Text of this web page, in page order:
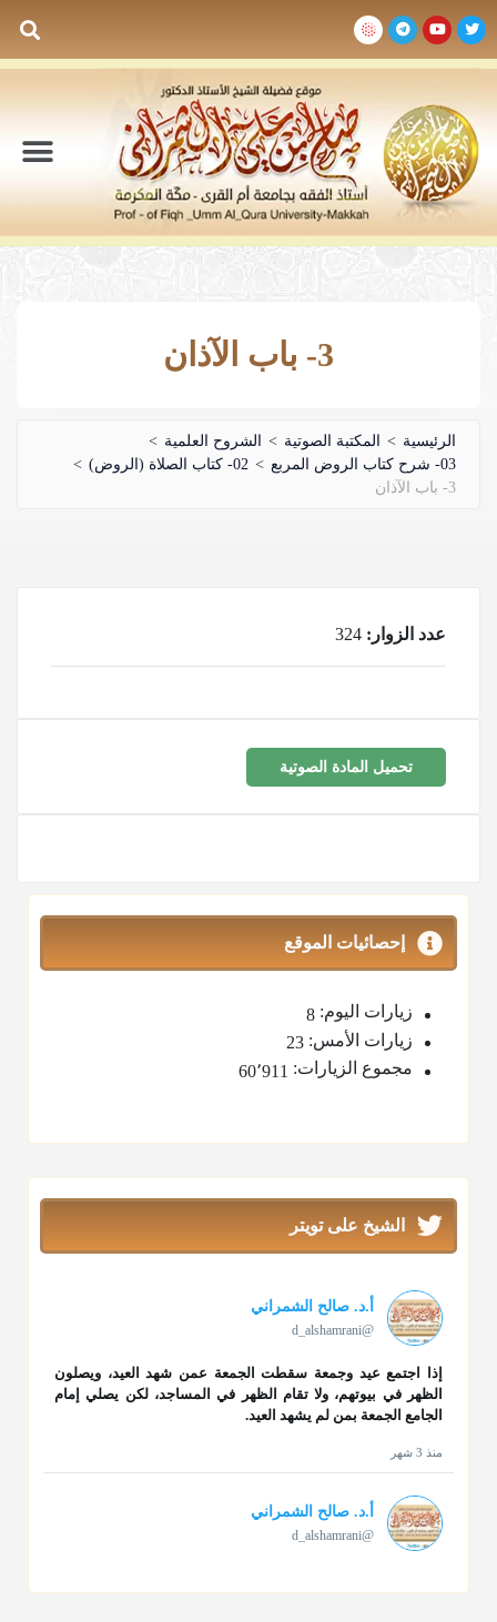
3- باب الآذان
الرئيسية > المكتبة الصوتية > الشروح العلمية >
03- شرح كتاب الروض المربع
> 02- كتاب الصلاة (الروض)
>
3- باب الآذان
عدد الزوار: 324
تحميل المادة الصوتية
إحصائيات الموقع
زيارات اليوم: 8
زيارات الأمس: 23
مجموع الزيارات: 60٬911
الشيخ على تويتر
أ.د. صالح الشمراني
@d_alshamrani
إذا اجتمع عيد وجمعة سقطت الجمعة عمن شهد العيد، ويصلون
الظهر في بيوتهم، ولا تقام الظهر في المساجد، لكن يصلي إمام
الجامع الجمعة بمن لم يشهد العيد.
منذ 3 شهر
أ.د. صالح الشمراني
@d_alshamrani